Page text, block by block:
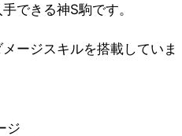
できる神S駒です。
ージスキルを搭載していま
ジ